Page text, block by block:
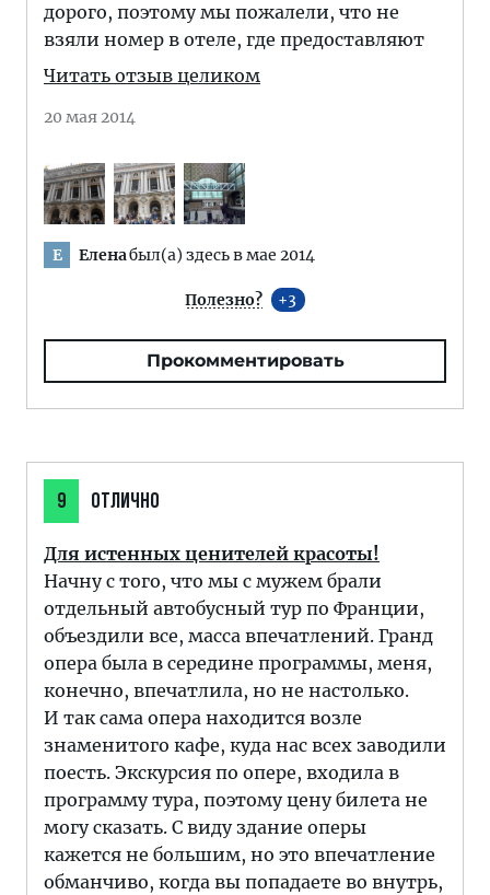
дорого, поэтому мы пожалели, что не
взяли номер в отеле, где предоставляют
Читать отзыв целиком
20 мая 2014
Е Еленабыл(а) здесь в мае 2014
Полезно? 3
Прокомментировать
9 ОТЛИЧНО
Для истенных ценителей красоты!
Начну с того, что мы с мужем брали
отдельный автобусный тур по Франции,
объездили все, масса впечатлений. Гранд
опера была в середине программы, меня,
конечно, впечатлила, но не настолько.
И так сама опера находится возле
знаменитого кафе, куда нас всех заводили
поесть. Экскурсия по опере, входила в
программу тура, поэтому цену билета не
могу сказать. С виду здание оперы
кажется не большим, но это впечатление
обманчиво, когда вы попадаете во внутрь,